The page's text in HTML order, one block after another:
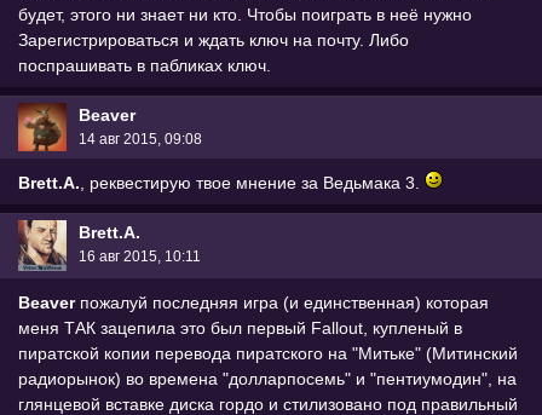
будет, этого ни знает ни кто. Чтобы поиграть в неё нужно
Зарегистрироваться и ждать ключ на почту. Либо
поспрашивать в пабликах ключ.
Beaver
14 авг 2015, 09:08
Brett.A. , реквестирую твое мнение за Ведьмака 3.
Brett.A.
16 авг 2015, 10:11
Beaverпожалуй последняя игра (и единственная) которая
меня ТАК зацепила это был первый Fallout, купленый в
пиратской копии перевода пиратского на "Митьке" (Митинский
радиорынок) во времена "долларпосемь" и "пентиумодин", на
глянцевой вставке диска гордо и стилизовано под правильный